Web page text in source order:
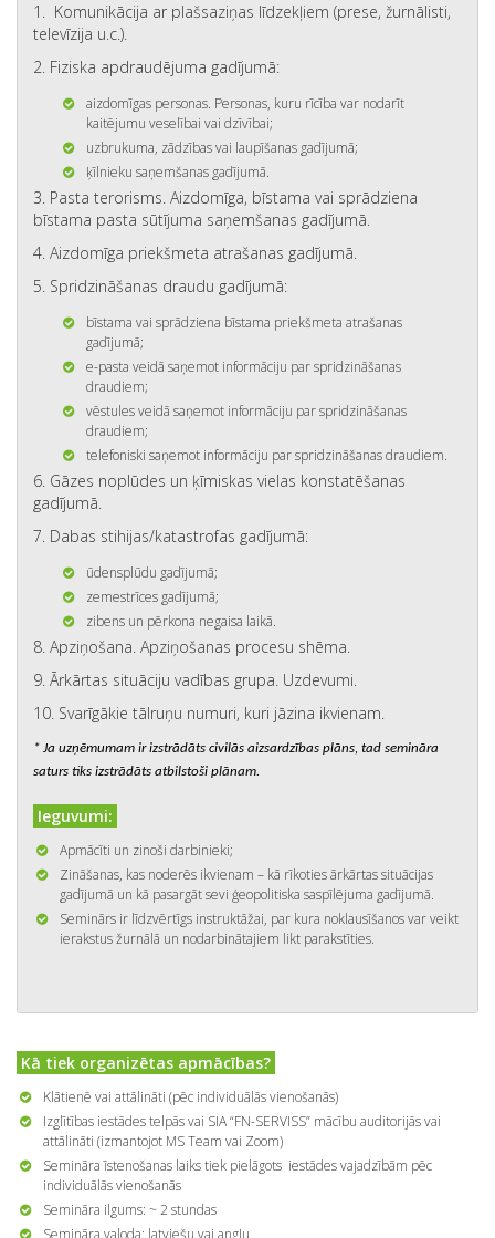
1. Komunikācija ar plašsaziņas līdzekļiem (prese, žurnālisti,
televīzija u.c.).
2. Fiziska apdraudējuma gadījumā:
aizdomīgas personas. Personas, kuru rīcība var nodarīt
kaitējumu veselībai vai dzīvībai;
uzbrukuma, zādzības vai laupīšanas gadījumā;
ķīlnieku saņemšanas gadījumā.
3. Pasta terorisms. Aizdomīga, bīstama vai sprādziena
bīstama pasta sūtījuma saņemšanas gadījumā.
4. Aizdomīga priekšmeta atrašanas gadījumā.
5. Spridzināšanas draudu gadījumā:
bīstama vai sprādziena bīstama priekšmeta atrašanas
gadījumā;
e-pasta veidā saņemot informāciju par spridzināšanas
draudiem;
vēstules veidā saņemot informāciju par spridzināšanas
draudiem;
telefoniski saņemot informāciju par spridzināšanas draudiem.
6. Gāzes noplūdes un ķīmiskas vielas konstatēšanas
gadījumā.
7. Dabas stihijas/katastrofas gadījumā:
ūdensplūdu gadījumā;
zemestrīces gadījumā;
zibens un pērkona negaisa laikā.
8. Apziņošana. Apziņošanas procesu shēma.
9. Ārkārtas situāciju vadības grupa. Uzdevumi.
10. Svarīgākie tālruņu numuri, kuri jāzina ikvienam.
* Ja uzņēmumam ir izstrādāts civilās aizsardzības plāns, tad semināra
saturs tiks izstrādāts atbilstoši plānam.
Ieguvumi:
Apmācīti un zinoši darbinieki;
Zināšanas, kas noderēs ikvienam – kā rīkoties ārkārtas situācijas
gadījumā un kā pasargāt sevi ģeopolitiska saspīlējuma gadījumā.
Seminārs ir līdzvērtīgs instruktāžai, par kura noklausīšanos var veikt
ierakstus žurnālā un nodarbinātajiem likt parakstīties.
Kā tiek organizētas apmācības?
Klātienē vai attālināti (pēc individuālās vienošanās)
Izglītības iestādes telpās vai SIA “FN-SERVISS” mācību auditorijās vai
attālināti (izmantojot MS Team vai Zoom)
Semināra īstenošanas laiks tiek pielāgots iestādes vajadzībām pēc
individuālās vienošanās
Semināra ilgums: ~ 2 stundas
Semināra valoda: latviešu vai angļu